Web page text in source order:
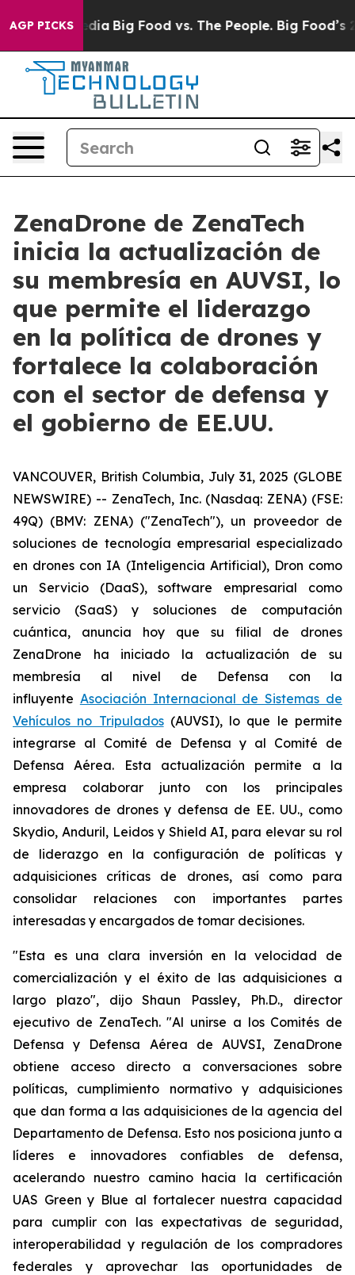
AGP PICKS
Media Big Food vs. The People. Big Food’s 239
ZenaDrone de ZenaTech
inicia la actualización de
su membresía en AUVSI, lo
que permite el liderazgo
en la política de drones y
fortalece la colaboración
con el sector de defensa y
el gobierno de EE.UU.
VANCOUVER, British Columbia, July 31, 2025 (GLOBE
NEWSWIRE) -- ZenaTech, Inc. (Nasdaq: ZENA) (FSE:
49Q) (BMV: ZENA) ("ZenaTech"), un proveedor de
soluciones de tecnología empresarial especializado
en drones con IA (Inteligencia Artificial), Dron como
un Servicio (DaaS), software empresarial como
servicio (SaaS) y soluciones de computación
cuántica, anuncia hoy que su filial de drones
ZenaDrone ha iniciado la actualización de su
membresía al nivel de Defensa con la
influyente Asociación Internacional de Sistemas de
Vehículos no Tripulados(AUVSI), lo que le permite
integrarse al Comité de Defensa y al Comité de
Defensa Aérea. Esta actualización permite a la
empresa colaborar junto con los principales
innovadores de drones y defensa de EE. UU., como
Skydio, Anduril, Leidos y Shield AI, para elevar su rol
de liderazgo en la configuración de políticas y
adquisiciones críticas de drones, así como para
consolidar relaciones con importantes partes
interesadas y encargados de tomar decisiones.
"Esta es una clara inversión en la velocidad de
comercialización y el éxito de las adquisiciones a
largo plazo", dijo Shaun Passley, Ph.D., director
ejecutivo de ZenaTech. "Al unirse a los Comités de
Defensa y Defensa Aérea de AUVSI, ZenaDrone
obtiene acceso directo a conversaciones sobre
políticas, cumplimiento normativo y adquisiciones
que dan forma a las adquisiciones de la agencia del
Departamento de Defensa. Esto nos posiciona junto a
líderes e innovadores confiables de defensa,
acelerando nuestro camino hacia la certificación
UAS Green y Blue al fortalecer nuestra capacidad
para cumplir con las expectativas de seguridad,
interoperabilidad y regulación de los compradores
federales y aprovechar las oportunidades de